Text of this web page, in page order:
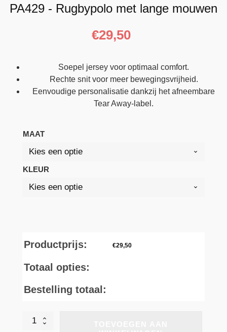
PA429 - Rugbypolo met lange mouwen
€29,50
Soepel jersey voor optimaal comfort.
Rechte snit voor meer bewegingsvrijheid.
Eenvoudige personalisatie dankzij het afneembare
Tear Away-label.
MAAT
KLEUR
Productprijs: €29,50
Totaal opties:
Bestelling totaal:
PA429